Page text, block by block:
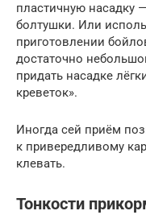
пластичную насадку
болтушки. Или
приготовлении
достаточно
придать насадке
креветок».
Иногда сей приём
к привередливому
клевать.
Тонкости